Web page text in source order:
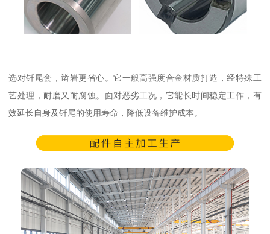
选对钎尾套，凿岩更省心。它一般高强度合金材质打造，经特殊工
艺处理，耐磨又耐腐蚀。面对恶劣工况，它能长时间稳定工作，有
效延长自身及钎尾的使用寿命，降低设备维护成本。